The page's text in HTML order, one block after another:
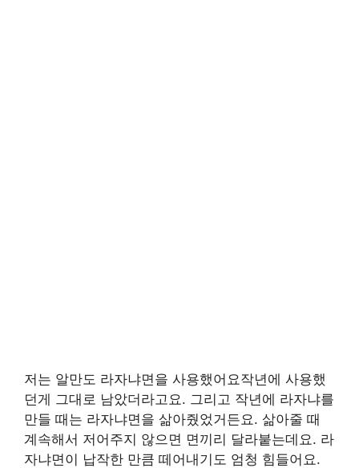
저는 알만도 라자냐면을 사용했어요작년에 사용했
던게 그대로 남았더라고요. 그리고 작년에 라자냐를
만들 때는 라자냐면을 삶아줬었거든요. 삶아줄 때
계속해서 저어주지 않으면 면끼리 달라붙는데요. 라
자냐면이 납작한 만큼 떼어내기도 엄청 힘들어요.